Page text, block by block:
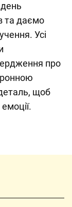
та даємо
Усі
про
щоб